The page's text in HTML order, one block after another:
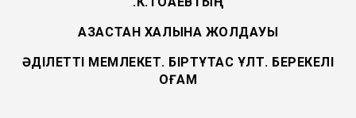
ҚАЗАҚСТАН ХАЛҚЫНА ЖОЛДАУЫ
ӘДІЛЕТТІ МЕМЛЕКЕТ. БІРТҰТАС ҰЛТ. БЕРЕКЕЛІ
ҚОҒАМ